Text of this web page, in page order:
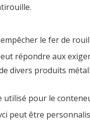
le fer de
répondre aux
divers produits
utilisé pour le
peut être